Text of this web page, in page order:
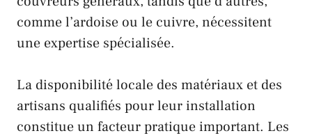
comme l’ardoise ou le cuivre, nécessitent
une expertise spécialisée.
La disponibilité locale des matériaux et des
artisans qualifiés pour leur installation
constitue un facteur pratique important. Les